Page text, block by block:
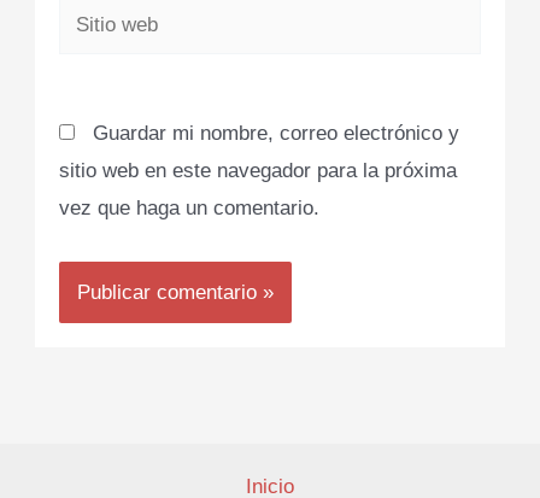
Sitio
Guardar mi nombre, correo electrónico y
sitio web en este navegador para la próxima
vez que haga un comentario.
Inicio